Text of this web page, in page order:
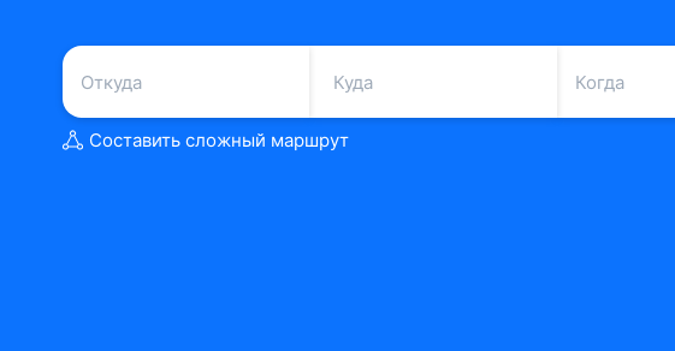
Когда
Составить сложный маршрут